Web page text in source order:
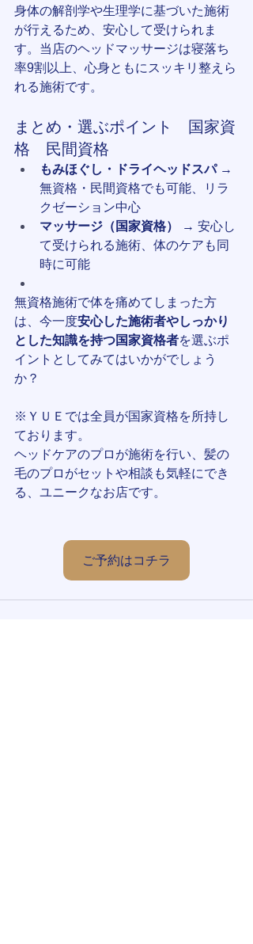
身体の解剖学や生理学に基づいた施術
が行えるため、安心して受けられま
す。当店のヘッドマッサージは寝落ち
率9割以上、心身ともにスッキリ整えら
れる施術です。
まとめ・選ぶポイント　国家資
格　民間資格
もみほぐし・ドライヘッドスパ →
無資格・民間資格でも可能、リラ
クゼーション中心
マッサージ（国家資格）
→ 安心し
て受けられる施術、体のケアも同
時に可能
無資格施術で体を痛めてしまった方
は、今一度安心した施術者やしっかり
とした知識を持つ国家資格者を選ぶポ
イントとしてみてはいかがでしょう
か？
※ＹＵＥでは全員が国家資格を所持し
ております。
ヘッドケアのプロが施術を行い、髪の
毛のプロがセットや相談も気軽にでき
る、ユニークなお店です。
ご予約はコチラ